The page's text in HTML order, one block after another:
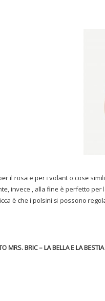
il rosa e per i volant o cose
invece , alla fine è perfetto per
è che i polsini si possono
MRS. BRIC – LA BELLA E LA BESTIA